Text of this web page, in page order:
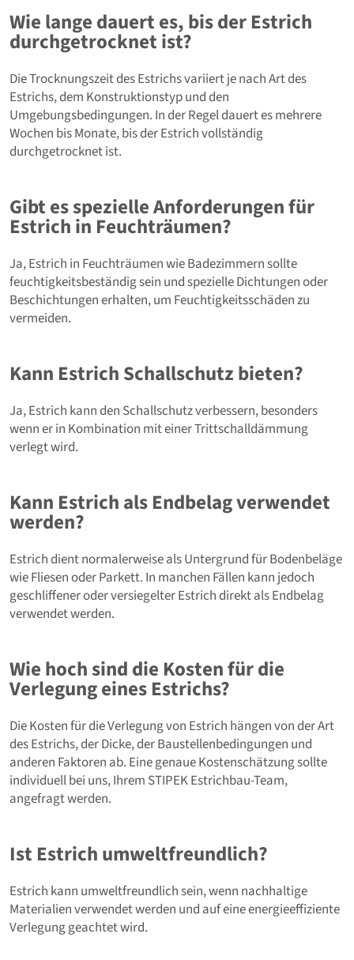
Wie lange dauert es, bis der Estrich
durchgetrocknet ist?
Die Trocknungszeit des Estrichs variiert je nach Art des
Estrichs, dem Konstruktionstyp und den
Umgebungsbedingungen. In der Regel dauert es mehrere
Wochen bis Monate, bis der Estrich vollständig
durchgetrocknet ist.
Gibt es spezielle Anforderungen für
Estrich in Feuchträumen?
Ja, Estrich in Feuchträumen wie Badezimmern sollte
feuchtigkeitsbeständig sein und spezielle Dichtungen oder
Beschichtungen erhalten, um Feuchtigkeitsschäden zu
vermeiden.
Kann Estrich Schallschutz bieten?
Ja, Estrich kann den Schallschutz verbessern, besonders
wenn er in Kombination mit einer Trittschalldämmung
verlegt wird.
Kann Estrich als Endbelag verwendet
werden?
Estrich dient normalerweise als Untergrund für Bodenbeläge
wie Fliesen oder Parkett. In manchen Fällen kann jedoch
geschliffener oder versiegelter Estrich direkt als Endbelag
verwendet werden.
Wie hoch sind die Kosten für die
Verlegung eines Estrichs?
Die Kosten für die Verlegung von Estrich hängen von der Art
des Estrichs, der Dicke, der Baustellenbedingungen und
anderen Faktoren ab. Eine genaue Kostenschätzung sollte
individuell bei uns, Ihrem STIPEK Estrichbau-Team,
angefragt werden.
Ist Estrich umweltfreundlich?
Estrich kann umweltfreundlich sein, wenn nachhaltige
Materialien verwendet werden und auf eine energieeffiziente
Verlegung geachtet wird.